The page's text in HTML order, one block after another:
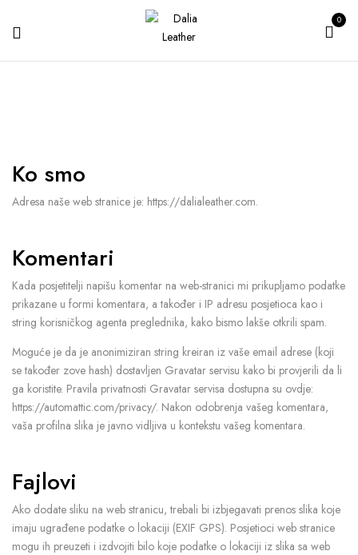
0
Ko smo
Adresa naše web stranice je: https://dalialeather.com.
Komentari
Kada posjetitelji napišu komentar na web-stranici mi prikupljamo podatke
prikazane u formi komentara, a također i IP adresu posjetioca kao i
string korisničkog agenta preglednika, kako bismo lakše otkrili spam.
Moguće je da je anonimiziran string kreiran iz vaše email adrese (koji
se također zove hash) dostavljen Gravatar servisu kako bi provjerili da li
ga koristite. Pravila privatnosti Gravatar servisa dostupna su ovdje:
https://automattic.com/privacy/. Nakon odobrenja vašeg komentara,
vaša profilna slika je javno vidljiva u kontekstu vašeg komentara.
Fajlovi
Ako dodate sliku na web stranicu, trebali bi izbjegavati prenos slika koje
imaju ugrađene podatke o lokaciji (EXIF GPS). Posjetioci web stranice
mogu ih preuzeti i izdvojiti bilo koje podatke o lokaciji iz slika sa web